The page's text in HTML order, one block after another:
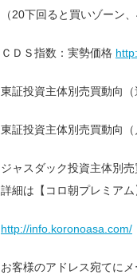
（20下回ると買いゾーン
ＣＤＳ指数：実勢価格
東証投資主体別売買動向
東証投資主体別売買動向
ジャスダック投資主体別
詳細は【コロ朝プレミアム
http://info.koronoasa.com/
お客様のアドレス宛てにメ